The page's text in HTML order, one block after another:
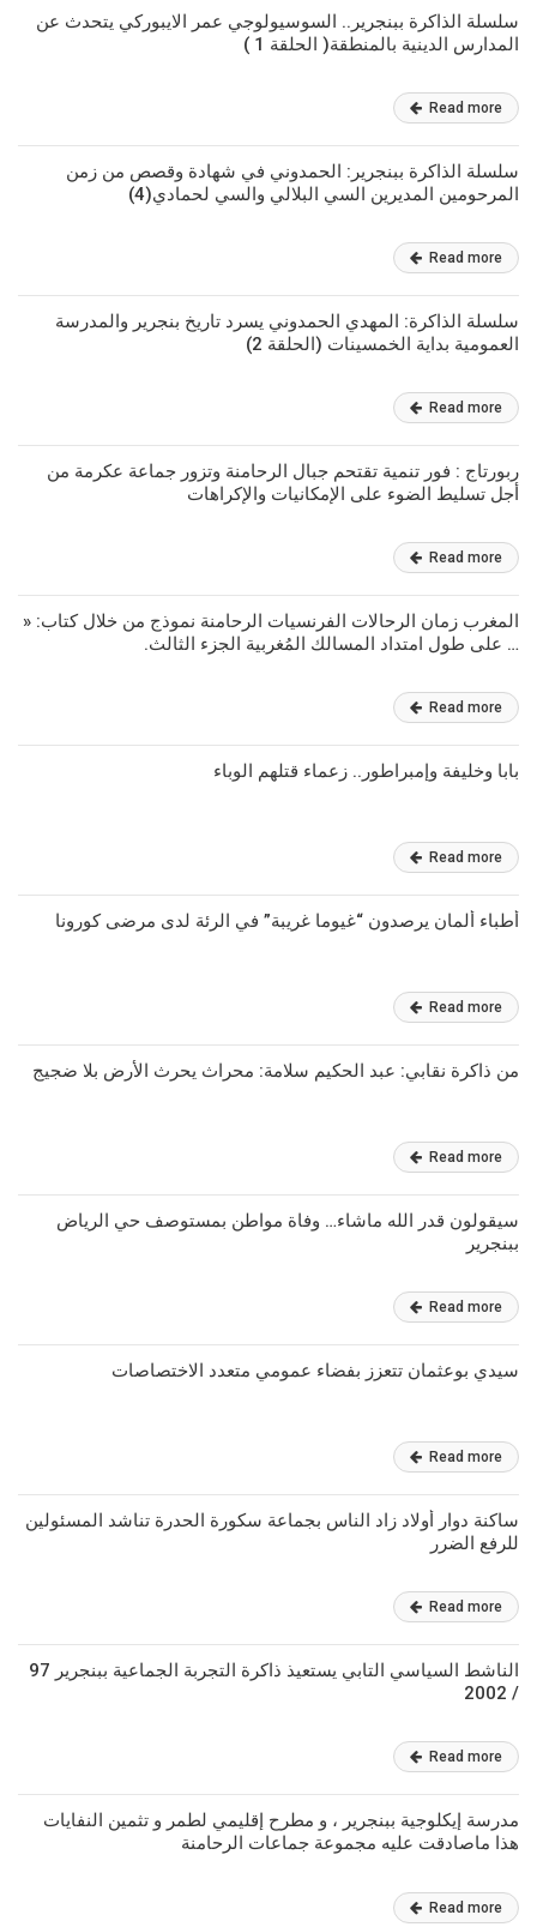
سلسلة الذاكرة ببنجرير.. السوسيولوجي عمر الايبوركي يتحدث عن
المدارس الدينية بالمنطقة( الحلقة 1 )
Read more
سلسلة الذاكرة ببنجرير: الحمدوني في شهادة وقصص من زمن
المرحومين المديرين السي البلالي والسي لحمادي(4)
Read more
سلسلة الذاكرة: المهدي الحمدوني يسرد تاريخ بنجرير والمدرسة
العمومية بداية الخمسينات (الحلقة 2)
Read more
ربورتاج : فور تنمية تقتحم جبال الرحامنة وتزور جماعة عكرمة من
أجل تسليط الضوء على الإمكانيات والإكراهات
Read more
المغرب زمان الرحالات الفرنسيات الرحامنة نموذج من خلال كتاب: «
… على طول امتداد المسالك المُغربية الجزء الثالث.
Read more
بابا وخليفة وإمبراطور.. زعماء قتلهم الوباء
Read more
أطباء ألمان يرصدون “غيوما غريبة” في الرئة لدى مرضى كورونا
Read more
من ذاكرة نقابي: عبد الحكيم سلامة: محراث يحرث الأرض بلا ضجيج
Read more
سيقولون قدر الله ماشاء… وفاة مواطن بمستوصف حي الرياض
ببنجرير
Read more
سيدي بوعثمان تتعزز بفضاء عمومي متعدد الاختصاصات
Read more
ساكنة دوار أولاد زاد الناس بجماعة سكورة الحدرة تناشد المسئولين
للرفع الضرر
Read more
الناشط السياسي التابي يستعيذ ذاكرة التجربة الجماعية ببنجرير 97
/ 2002
Read more
مدرسة إيكلوجية ببنجرير ، و مطرح إقليمي لطمر و تثمين النفايات
هذا ماصادقت عليه مجموعة جماعات الرحامنة
Read more